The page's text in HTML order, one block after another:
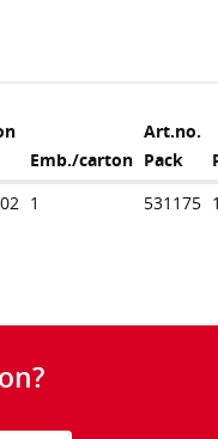
Emb./carton
Art.no.
Pack
1 531175